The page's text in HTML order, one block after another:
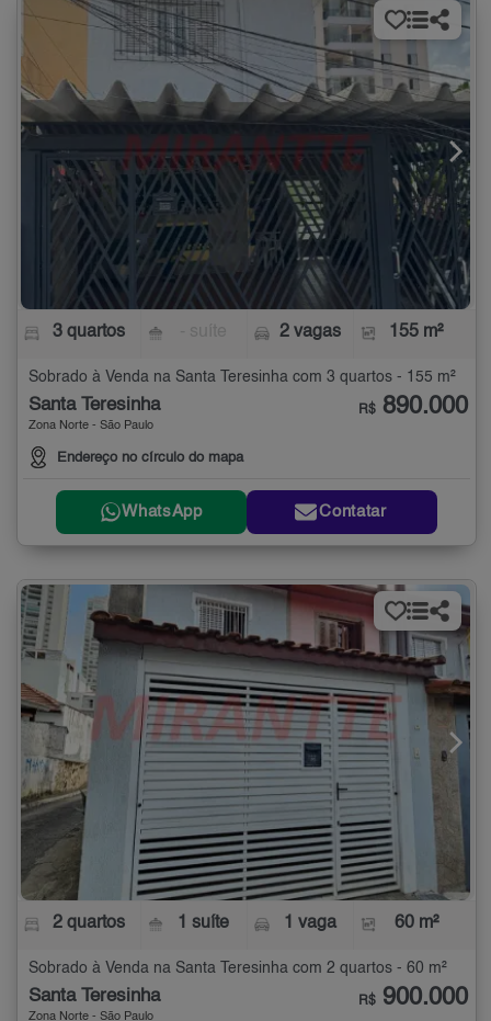
3 quartos 2 vagas 155 m²
Sobrado à Venda na Santa Teresinha com 3 quartos - 155 m²
Santa Teresinha
Zona Norte - São Paulo
Endereço no círculo do mapa
R$ 890.000
WhatsApp Contatar
2 quartos 1 suíte 1 vaga 60 m²
Sobrado à Venda na Santa Teresinha com 2 quartos - 60 m²
Santa Teresinha
Zona Norte - São Paulo
R$ 900.000